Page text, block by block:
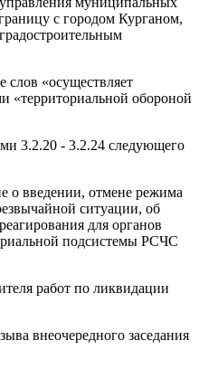
с городом Курганом,
слов «осуществляет
«территориальной обороной
3.2.20 - 3.2.24 следующего
о введении, отмене режима
ситуации, об
для органов
подсистемы РСЧС
работ по ликвидации
внеочередного заседания